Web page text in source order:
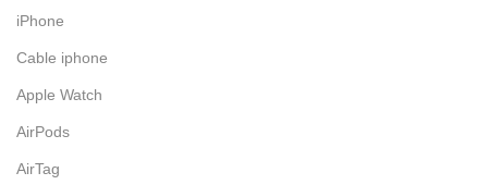
iPhone
Cable iphone
Apple Watch
AirPods
AirTag